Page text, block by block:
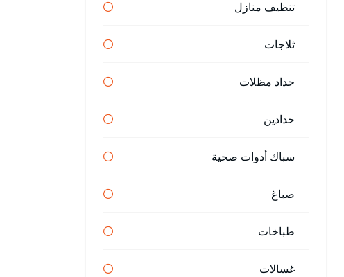
تنظيف منازل
ثلاجات
حداد مظلات
حدادين
سباك أدوات صحية
صباغ
طباخات
غسالات